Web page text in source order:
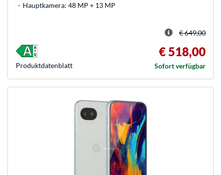
Hauptkamera: 48 MP + 13 MP
€ 649,00
€ 518,00
Sofort verfügbar
Produkt­datenblatt